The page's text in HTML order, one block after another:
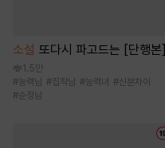
소설 또다시 파고드는 [단행본]
1.5만
#능력남 #집착남 #능력녀 #신분차이
#순정남